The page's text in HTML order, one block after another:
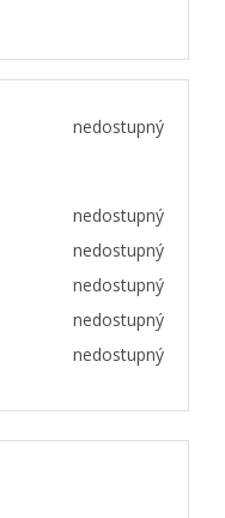
nedostupný
nedostupný
nedostupný
nedostupný
nedostupný
nedostupný